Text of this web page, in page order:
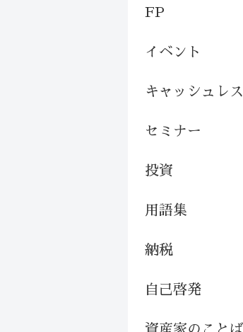
FP
イベント
キャッシュレス
セミナー
投資
用語集
納税
自己啓発
資産家のことば